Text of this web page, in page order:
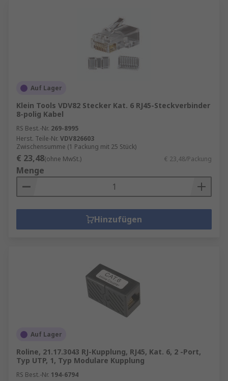
Auf Lager
Klein Tools VDV82 Stecker Kat. 6 RJ45-Steckverbinder
8-polig Kabel
RS Best.-Nr. 269-8995
Herst. Teile-Nr. VDV826603
Zwischensumme (1 Packung mit 25 Stück)
€ 23,48(ohne MwSt.) € 23,48/Packung
Menge
Hinzufügen
Auf Lager
Roline, 21.17.3043 RJ-Kupplung, RJ45, Kat. 6, 2 -Port,
Typ UTP, 1, Typ Modulare Kupplung
RS Best.-Nr. 194-6794